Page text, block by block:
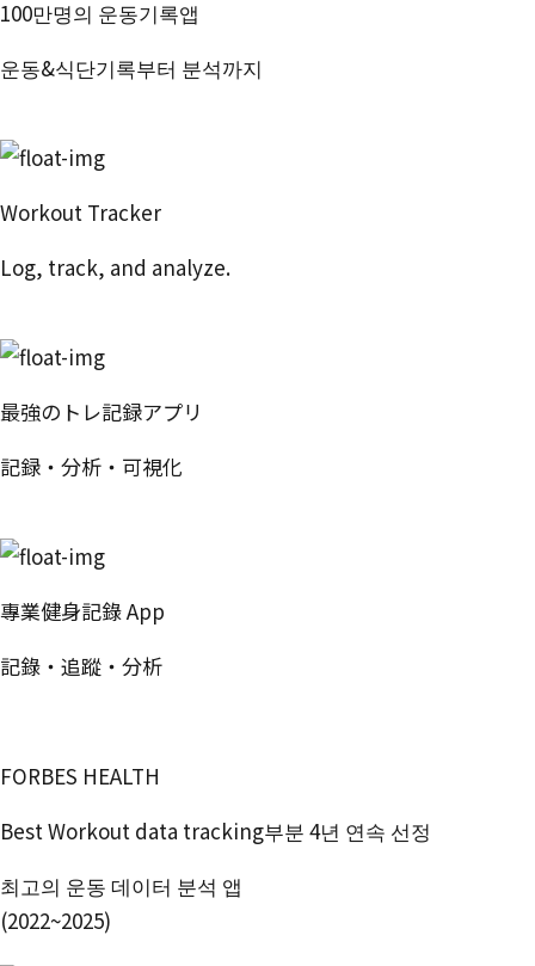
100만명의 운동기록앱
운동&식단기록부터 분석까지
Workout Tracker
Log, track, and analyze.
最強のトレ記録アプリ
記録・分析・可視化
專業健身記錄 App
記錄・追蹤・分析
FORBES HEALTH
Best Workout data tracking부분 4년 연속 선정
최고의 운동 데이터 분석 앱
(2022~2025)